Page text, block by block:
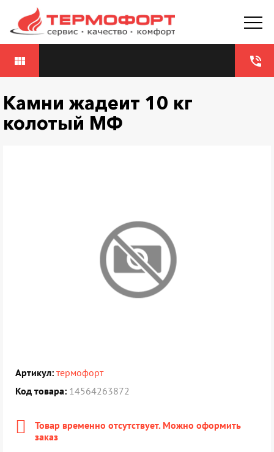
phone_in_talk
view_module
Камни жадеит 10 кг
колотый МФ
Артикул: термофорт
Код товара: 14564263872
Товар временно отсутствует. Можно оформить
заказ